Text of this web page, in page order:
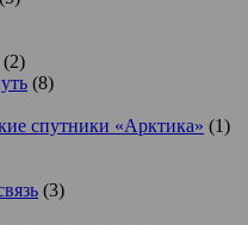
(2)
(8)
спутники «Арктика» (1)
(3)